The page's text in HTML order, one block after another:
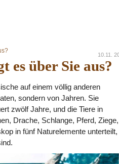
10.11.
es über Sie aus?
auf einem völlig anderen
sondern von Jahren. Sie
zwölf Jahre, und die Tiere in
Drache, Schlange, Pferd, Ziege,
in fünf Naturelemente unterteilt,